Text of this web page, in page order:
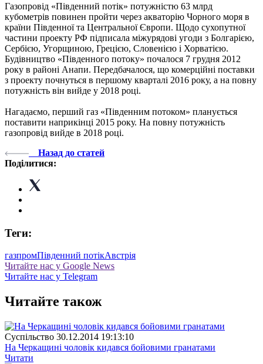
Газопровід «Південний потік» потужністю 63 млрд
кубометрів повинен пройти через акваторію Чорного моря в
країни Південної та Центральної Європи. Щодо сухопутної
частини проекту РФ підписала міжурядові угоди з Болгарією,
Сербією, Угорщиною, Грецією, Словенією і Хорватією.
Будівництво «Південного потоку» почалося 7 грудня 2012
року в районі Анапи. Передбачалося, що комерційні поставки
з проекту почнуться в першому кварталі 2016 року, а на повну
потужність він вийде у 2018 році.
Нагадаємо, перший газ «Південним потоком» планується
поставити наприкінці 2015 року. На повну потужність
газопровід вийде в 2018 році.
Назад до статей
Поділитися:
Теги:
газпромПівденний потікАвстрія
Читайте нас у Google News
Читайте нас у Telegram
Читайте також
Суспiльство 30.12.2014 19:13:10
На Черкащині чоловік кидався бойовими гранатами
Читати